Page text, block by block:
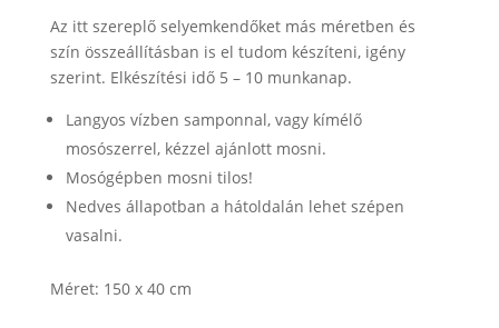
Az itt szereplő selyemkendőket más méretben és
szín összeállításban is el tudom készíteni, igény
szerint. Elkészítési idő 5 – 10 munkanap.
Langyos vízben samponnal, vagy kímélő
mosószerrel, kézzel ajánlott mosni.
Mosógépben mosni tilos!
Nedves állapotban a hátoldalán lehet szépen
vasalni.
Méret: 150 x 40 cm